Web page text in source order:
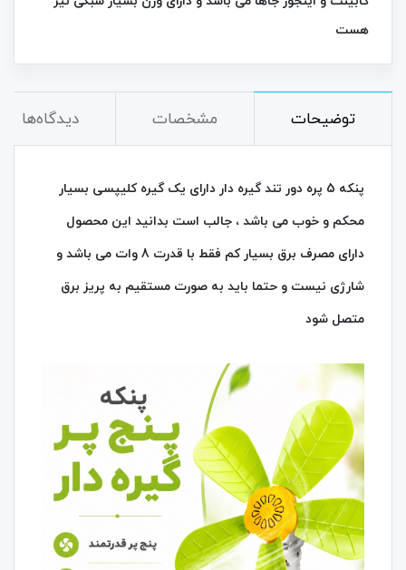
هست
توضیحات مشخصات دیدگاه‌ها
پنکه 5 پره دور تند گیره دار دارای یک گیره کلیپسی بسیار
محکم و خوب می باشد ، جالب است بدانید این محصول
دارای مصرف برق بسیار کم فقط با قدرت 8 وات می باشد و
شارژی نیست و حتما باید به صورت مستقیم به پریز برق
متصل شود